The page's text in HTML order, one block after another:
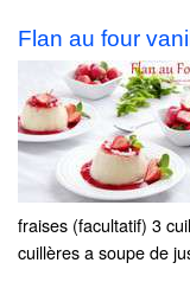
Flan au four
fraises (facultatif) 3
cuillères a soupe de